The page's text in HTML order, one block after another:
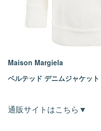
Maison Margiela
ベルテッド デニムジャケット
通販サイトはこちら▼